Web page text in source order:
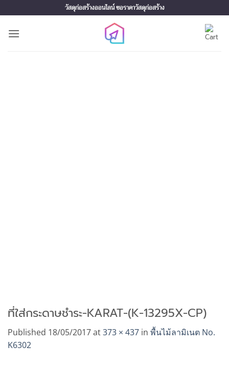
to
content
วัสดุก่อสร้างออนไลน์ ขอราคาวัสดุก่อสร้าง
ที่ใส่กระดาษชำระ-KARAT-(K-13295X-CP)
Published 18/05/2017at373 × 437 in พื้นไม้ลามิเนต No.
K6302